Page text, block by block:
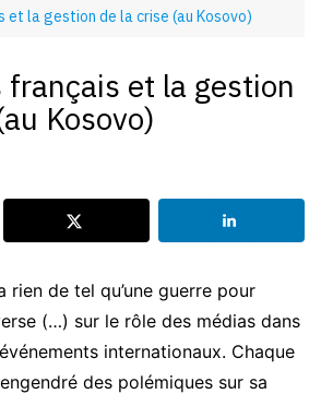
et la gestion de la crise (au Kosovo)
français et la gestion
Kosovo)
rien de tel qu’une guerre pour
(…) sur le rôle des médias dans
internationaux. Chaque
des polémiques sur sa